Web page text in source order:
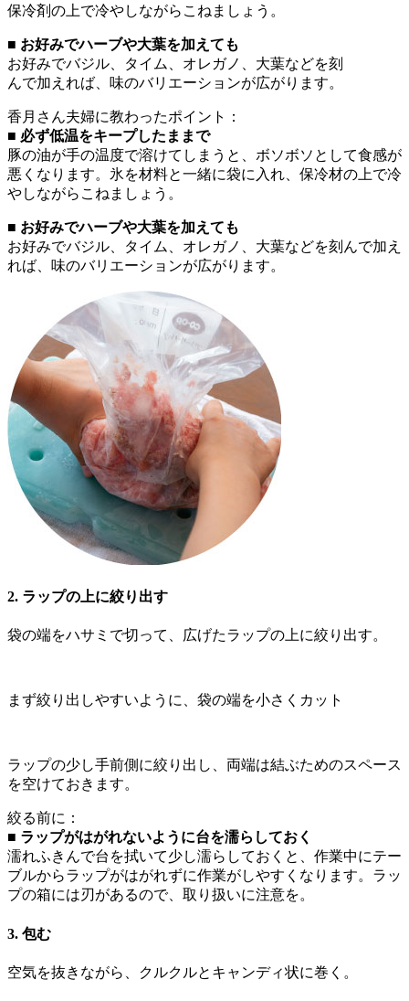
保冷剤の上で冷やしながらこねましょう。
■ お好みでハーブや大葉を加えても
お好みでバジル、タイム、オレガノ、大葉などを刻
んで加えれば、味のバリエーションが広がります。
香月さん夫婦に教わったポイント：
■ 必ず低温をキープしたままで
豚の油が手の温度で溶けてしまうと、ボソボソとして食感が
悪くなります。氷を材料と一緒に袋に入れ、保冷材の上で冷
やしながらこねましょう。
■ お好みでハーブや大葉を加えても
お好みでバジル、タイム、オレガノ、大葉などを刻んで加え
れば、味のバリエーションが広がります。
2. ラップの上に絞り出す
袋の端をハサミで切って、広げたラップの上に絞り出す。
まず絞り出しやすいように、袋の端を小さくカット
ラップの少し手前側に絞り出し、両端は結ぶためのスペース
を空けておきます。
絞る前に：
■ ラップがはがれないように台を濡らしておく
濡れふきんで台を拭いて少し濡らしておくと、作業中にテー
ブルからラップがはがれずに作業がしやすくなります。ラッ
プの箱には刃があるので、取り扱いに注意を。
3. 包む
空気を抜きながら、クルクルとキャンディ状に巻く。